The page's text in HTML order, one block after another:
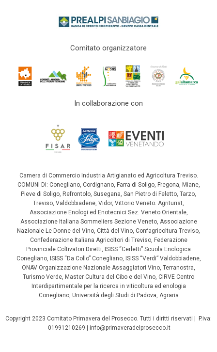
Comitato organizzatore
In collaborazione con
Camera di Commercio Industria Artigianato ed Agricoltura Treviso.
COMUNI DI: Conegliano, Cordignano, Farra di Soligo, Fregona, Miane,
Pieve di Soligo, Refrontolo, Susegana, San Pietro di Feletto, Tarzo,
Treviso, Valdobbiadene, Vidor, Vittorio Veneto. Agriturist,
Associazione Enologi ed Enotecnici Sez. Veneto Orientale,
Associazione Italiana Sommeliers Sezione Veneto, Associazione
Nazionale Le Donne del Vino, Città del Vino, Confagricoltura Treviso,
Confederazione Italiana Agricoltori di Treviso, Federazione
Provinciale Coltivatori Diretti, ISISS “Cerletti” Scuola Enologica
Conegliano, ISISS “Da Collo” Conegliano, ISISS “Verdi” Valdobbiadene,
ONAV Organizzazione Nazionale Assaggiatori Vino, Terranostra,
Turismo Verde, Master Cultura del Cibo e del Vino, CIRVE Centro
Interdipartimentale per la ricerca in viticoltura ed enologia
Conegliano, Università degli Studi di Padova, Agraria
Copyright 2023 Comitato Primavera del Prosecco. Tutti i diritti riservati | P.iva:
01991210269 | info@primaveradelprosecco.it